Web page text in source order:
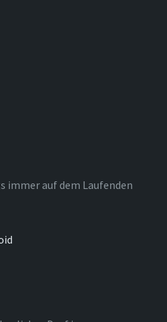
immer auf dem Laufenden